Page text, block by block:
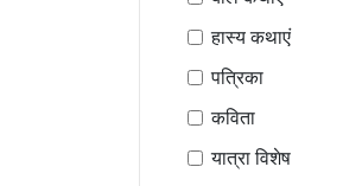
हास्य कथाएं
पत्रिका
कविता
यात्रा विशेष